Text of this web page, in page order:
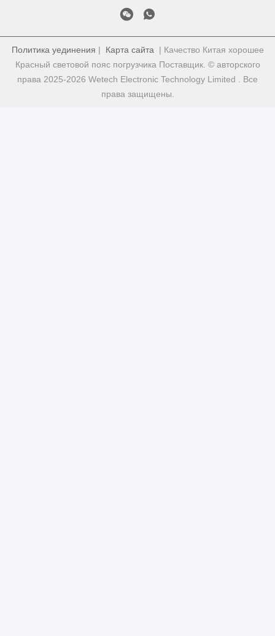
Политика уединения | Карта сайта| Качество Китая хорошее
Красный световой пояс погрузчика Поставщик. © авторского
права 2025-2026 Wetech Electronic Technology Limited . Все
права защищены.